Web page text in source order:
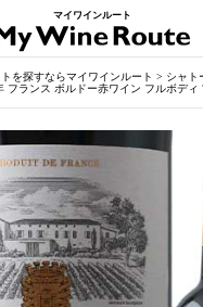
マイワインルート
を探すならマイワインルート > シャト
フランス ボルドー赤ワイン フルボディ